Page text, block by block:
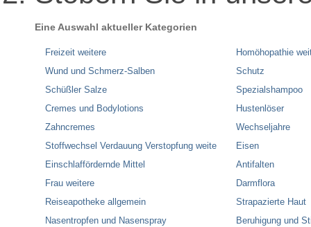
Eine Auswahl aktueller Kategorien
Freizeit weitere
Wund und Schmerz-Salben
Schüßler Salze
Cremes und Bodylotions
Zahncremes
Stoffwechsel Verdauung Verstopfung weite
Einschlaffördernde Mittel
Frau weitere
Reiseapotheke allgemein
Nasentropfen und Nasenspray
Homöhopathie
Schutz
Spezialshampoo
Hustenlöser
Wechseljahre
Eisen
Antifalten
Darmflora
Strapazierte Haut
Beruhigung und